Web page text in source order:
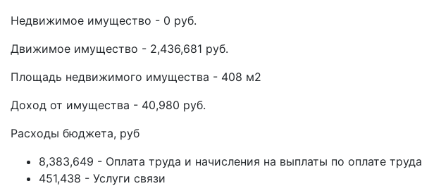
Недвижимое имущество - 0 руб.
Движимое имущество - 2,436,681 руб.
Площадь недвижимого имущества - 408 м2
Доход от имущества - 40,980 руб.
Расходы бюджета, руб
8,383,649 - Оплата труда и начисления на выплаты по оплате труда
451,438 - Услуги связи